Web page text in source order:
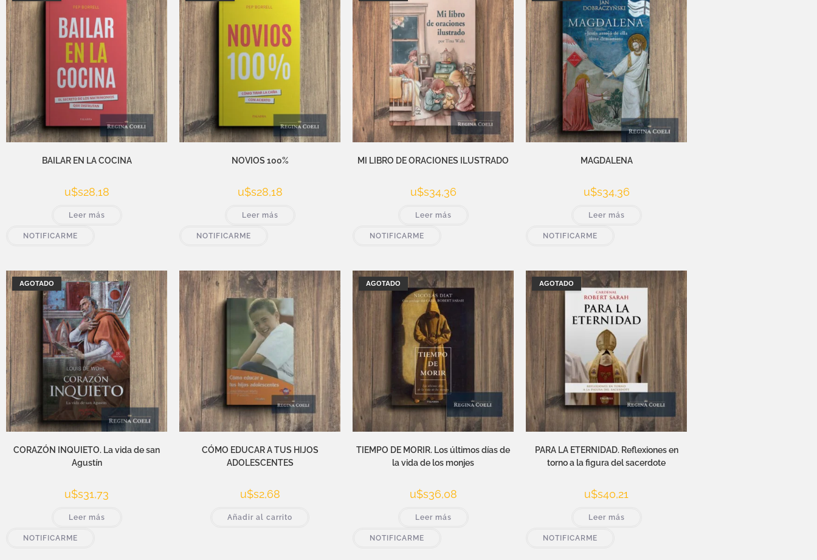
BAILAR EN LA COCINA
u$s28,18
Leer más
NOTIFICARME
NOVIOS 100%
u$s28,18
Leer más
NOTIFICARME
MI LIBRO DE ORACIONES ILUSTRADO
u$s34,36
Leer más
NOTIFICARME
MAGDALENA
u$s34,36
Leer más
NOTIFICARME
AGOTADO
CORAZÓN INQUIETO. La vida de san
Agustín
u$s31,73
Leer más
NOTIFICARME
CÓMO EDUCAR A TUS HIJOS
ADOLESCENTES
u$s2,68
Añadir al carrito
AGOTADO
TIEMPO DE MORIR. Los últimos días de
la vida de los monjes
u$s36,08
Leer más
NOTIFICARME
AGOTADO
PARA LA ETERNIDAD. Reflexiones en
torno a la figura del sacerdote
u$s40,21
Leer más
NOTIFICARME